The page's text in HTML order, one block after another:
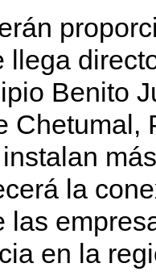
llega
Benito
Chetumal,
la
las
en la